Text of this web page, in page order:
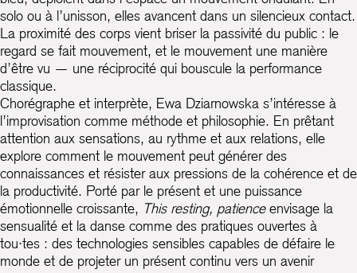
solo ou à l’unisson, elles avancent dans un silencieux contact.
La proximité des corps vient briser la passivité du public : le
regard se fait mouvement, et le mouvement une manière
d’être vu — une réciprocité qui bouscule la performance
classique.
Chorégraphe et interprète, Ewa Dziarnowska s’intéresse à
l’improvisation comme méthode et philosophie. En prêtant
attention aux sensations, au rythme et aux relations, elle
explore comment le mouvement peut générer des
connaissances et résister aux pressions de la cohérence et de
la productivité. Porté par le présent et une puissance
émotionnelle croissante, This resting, patienceenvisage la
sensualité et la danse comme des pratiques ouvertes à
tou·tes : des technologies sensibles capables de défaire le
monde et de projeter un présent continu vers un avenir